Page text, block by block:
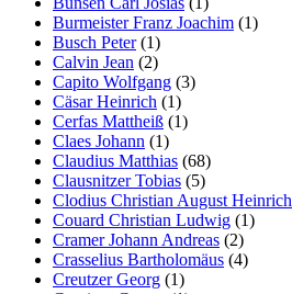
Burmeister Franz Joachim (1)
Busch Peter(1)
Calvin Jean (2)
Capito Wolfgang (3)
Cäsar Heinrich (1)
Cerfas Mattheiß (1)
Claes Johann (1)
Claudius Matthias (68)
Clausnitzer Tobias (5)
Clodius Christian August Heinrich
Couard Christian Ludwig (1)
Cramer Johann Andreas (2)
Crasselius Bartholomäus (4)
Creutzer Georg (1)